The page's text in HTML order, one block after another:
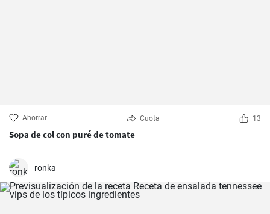
Ahorrar Cuota 13
Sopa de col con puré de tomate
ronka